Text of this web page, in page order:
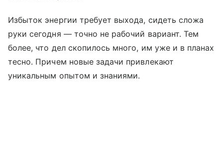
Избыток энергии требует выхода, сидеть сложа
руки сегодня — точно не рабочий вариант. Тем
более, что дел скопилось много, им уже и в планах
тесно. Причем новые задачи привлекают
уникальным опытом и знаниями.